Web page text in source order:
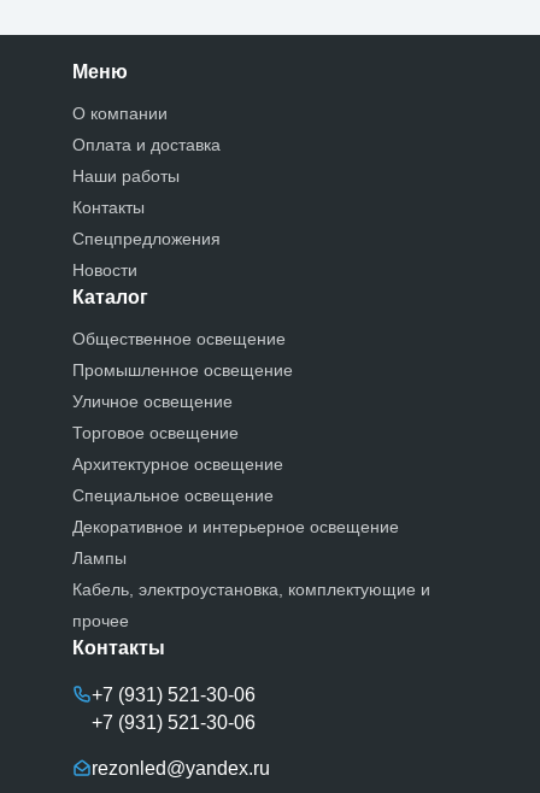
Меню
О компании
Оплата и доставка
Наши работы
Контакты
Спецпредложения
Новости
Каталог
Общественное освещение
Промышленное освещение
Уличное освещение
Торговое освещение
Архитектурное освещение
Специальное освещение
Декоративное и интерьерное освещение
Лампы
Кабель, электроустановка, комплектующие и
прочее
Контакты
+7 (931) 521-30-06
+7 (931) 521-30-06
rezonled@yandex.ru